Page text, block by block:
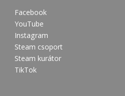
Facebook
YouTube
Instagram
Steam csoport
Steam kurátor
TikTok